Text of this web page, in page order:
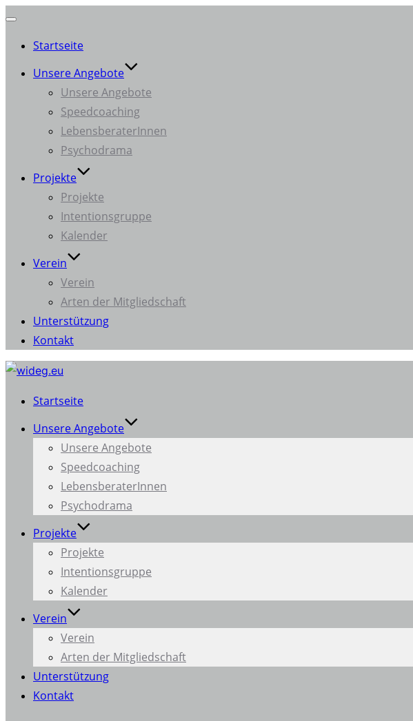
umschalten
Startseite
Unsere Angebote
Unsere Angebote
Speedcoaching
LebensberaterInnen
Psychodrama
Projekte
Projekte
Intentionsgruppe
Kalender
Verein
Verein
Arten der Mitgliedschaft
Unterstützung
Kontakt
Zum
springenStartseite
Unsere Angebote
Unsere Angebote
Speedcoaching
LebensberaterInnen
Psychodrama
Projekte
Projekte
Intentionsgruppe
Kalender
Verein
Verein
Arten der Mitgliedschaft
Unterstützung
Kontakt